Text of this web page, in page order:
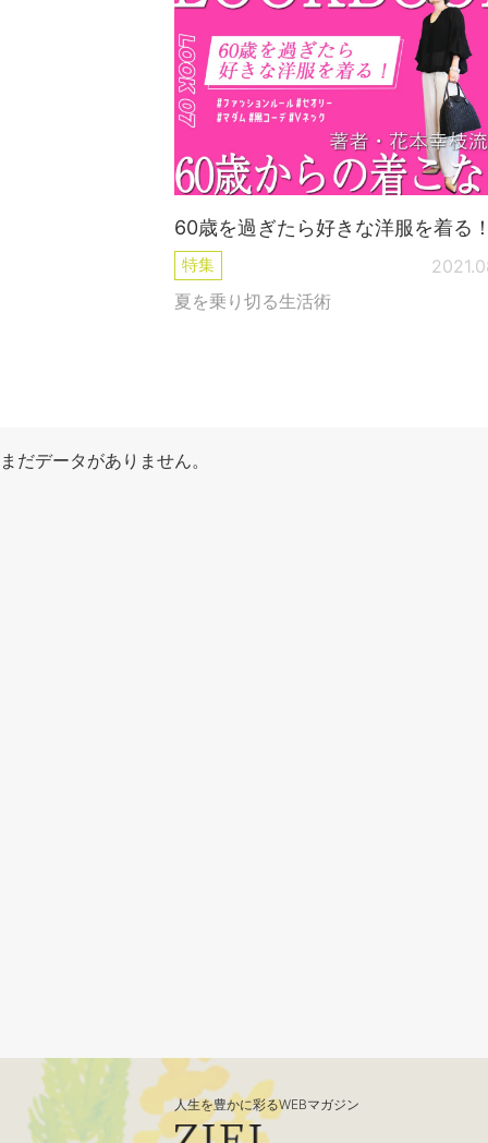
60歳を過ぎたら好きな洋服を着る
特集
夏を乗り切る生活術
まだデータがありません。
人生を豊かに彩るWEBマガジン